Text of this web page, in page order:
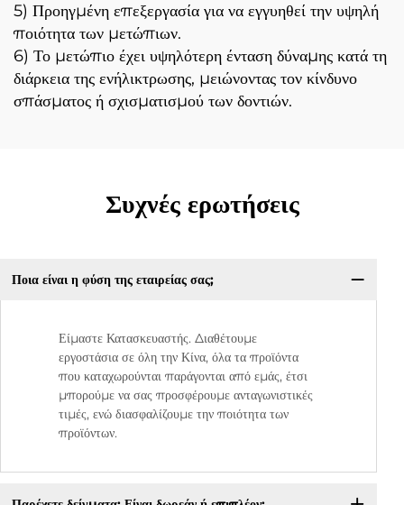
5) Προηγμένη επεξεργασία για να εγγυηθεί την υψηλή
ποιότητα των μετώπιων.
6) Το μετώπιο έχει υψηλότερη ένταση δύναμης κατά τη
διάρκεια της ενήλικτρωσης, μειώνοντας τον κίνδυνο
σπάσματος ή σχισματισμού των δοντιών.
Συχνές ερωτήσεις
Ποια είναι η φύση της εταιρείας σας;
Είμαστε Κατασκευαστής. Διαθέτουμε
εργοστάσια σε όλη την Κίνα, όλα τα προϊόντα
που καταχωρούνται παράγονται από εμάς, έτσι
μπορούμε να σας προσφέρουμε ανταγωνιστικές
τιμές, ενώ διασφαλίζουμε την ποιότητα των
προϊόντων.